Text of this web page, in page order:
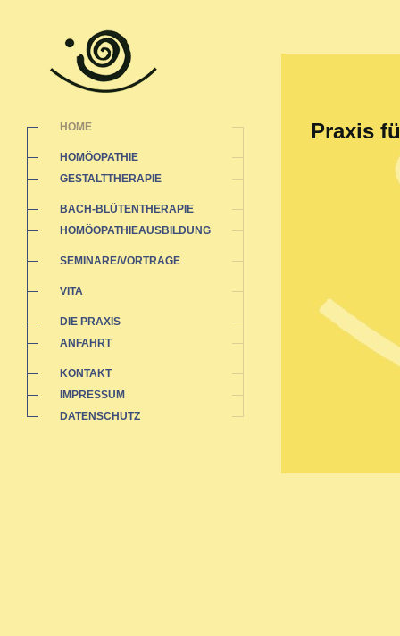
HOME
HOMÖOPATHIE
GESTALTTHERAPIE
BACH-BLÜTENTHERAPIE
HOMÖOPATHIEAUSBILDUNG
SEMINARE/VORTRÄGE
VITA
DIE PRAXIS
ANFAHRT
KONTAKT
IMPRESSUM
DATENSCHUTZ
Praxis